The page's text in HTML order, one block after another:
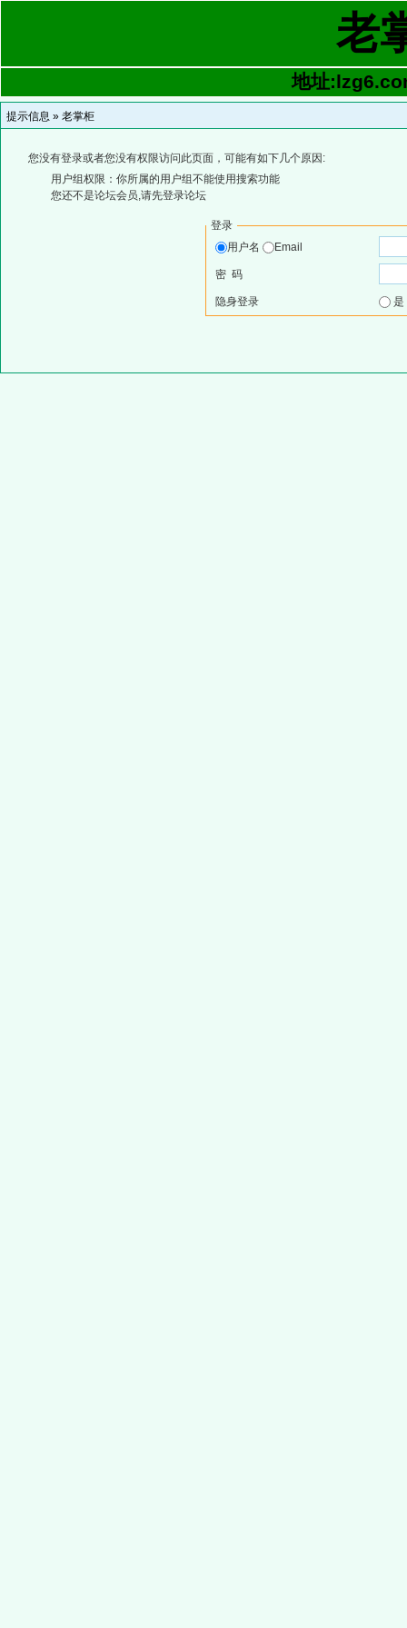
老
地址
提示信息 » 老掌柜
您没有登录或者您没有权限访问此页面，可能有如下几个原因:
用户组权限：你所属的用户组不能使用搜索功能
您还不是论坛会员,请先登录论坛
登录
用户名
Email
密 码
隐身登录